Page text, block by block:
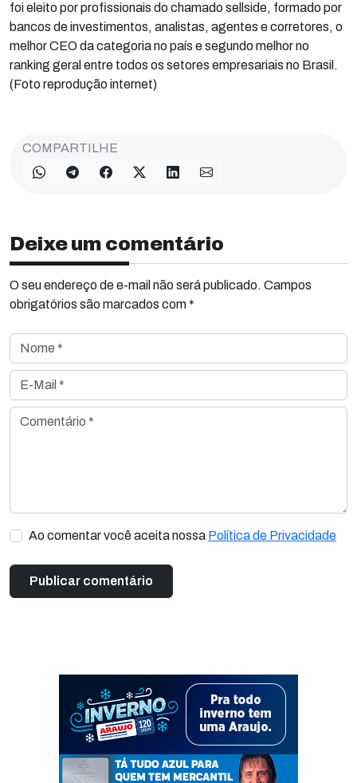
foi eleito por profissionais do chamado sellside, formado por
bancos de investimentos, analistas, agentes e corretores, o
melhor CEO da categoria no país e segundo melhor no
ranking geral entre todos os setores empresariais no Brasil.
(Foto reprodução internet)
COMPARTILHE
Deixe um comentário
O seu endereço de e-mail não será publicado. Campos
obrigatórios são marcados com *
Nome *
E-Mail *
Comentário *
Ao comentar você aceita nossa Política de Privacidade